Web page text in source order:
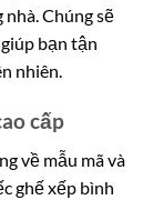
Chúng sẽ
bạn tận
nhiên.
cấp
về mẫu mã và
ghế xếp bình